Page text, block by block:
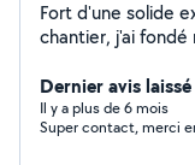
Fort d'une solide
chantier, j'ai
expertise
construction et de
l'imperméabilité
Dernier avis
Il y a plus de 6 mois
Super contact, merci